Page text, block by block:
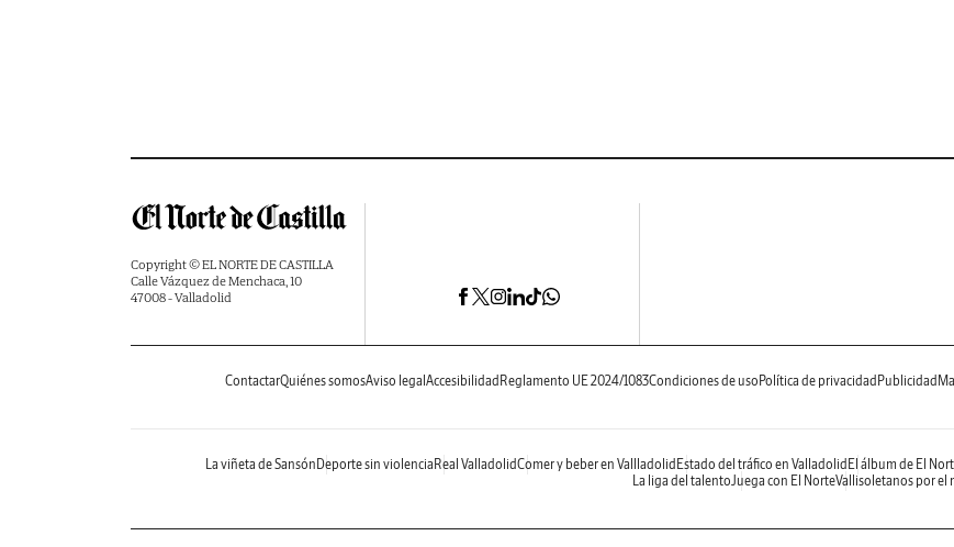
Copyright © EL NORTE DE CASTILLA
Calle Vázquez de Menchaca, 10
47008 - Valladolid
ContactarQuiénes somosAviso legal Accesibilidad Reglamento UE 2024/1083Condiciones de uso Política de privacidad Publicidad
La viñeta de Sansón Deporte sin violencia Real ValladolidComer y beber en Vallladolid Estado del tráfico en Valladolid El álbum de El
La liga del talentoJuega con El NorteVallisoletanos por el